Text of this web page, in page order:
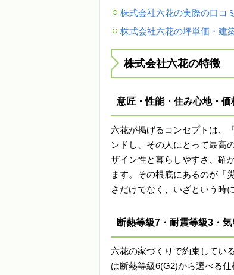
株式会社六花の実際の口コ
株式会社六花の坪単価・建
株式会社六花の特徴
意匠・性能・住み心地・
六花が掲げるコンセプトは、
ンドし、その人にとって最高
ザイン性と暮らしやすさ、確
ます。その根底にあるのが「
さだけでなく、いざという時
断熱等級7・耐震等級3・
六花の家づくりで約束してい
は断熱等級6(G2)から選べる